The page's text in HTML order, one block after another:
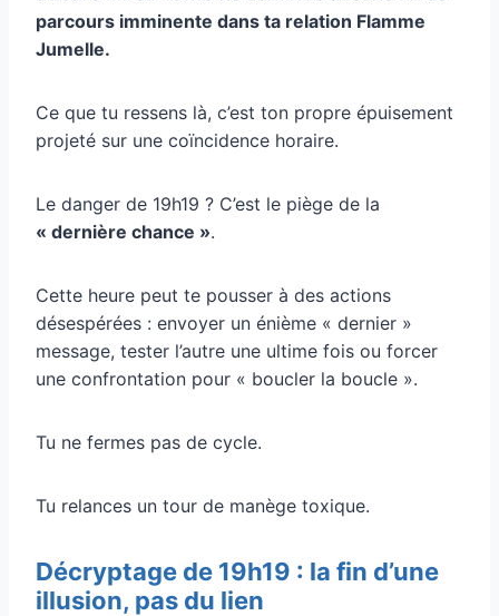
parcours imminente dans ta relation Flamme
Jumelle.
Ce que tu ressens là, c’est ton propre épuisement
projeté sur une coïncidence horaire.
Le danger de 19h19 ? C’est le piège de la
« dernière chance ».
Cette heure peut te pousser à des actions
désespérées : envoyer un énième « dernier »
message, tester l’autre une ultime fois ou forcer
une confrontation pour « boucler la boucle ».
Tu ne fermes pas de cycle.
Tu relances un tour de manège toxique.
Décryptage de 19h19 : la fin d’une
illusion, pas du lien